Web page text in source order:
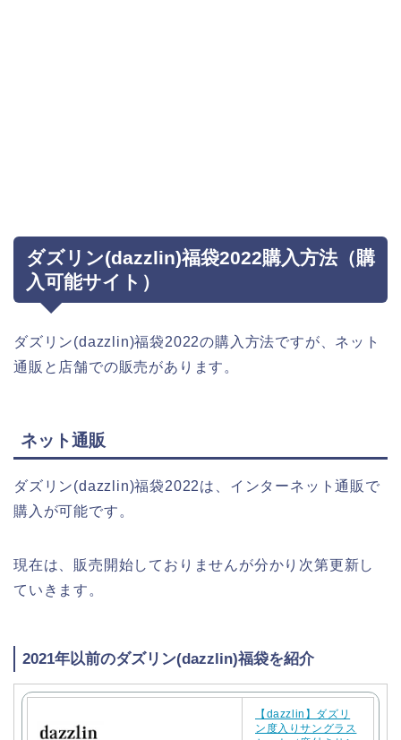
ダズリン(dazzlin)福袋2022購入方法（購
入可能サイト）
ダズリン(dazzlin)福袋2022の購入方法ですが、ネット
通販と店舗での販売があります。
ネット通販
ダズリン(dazzlin)福袋2022は、インターネット通販で
購入が可能です。
現在は、販売開始しておりませんが分かり次第更新し
ていきます。
2021年以前のダズリン(dazzlin)福袋を紹介
【dazzlin】ダズリ
ン度入りサングラス